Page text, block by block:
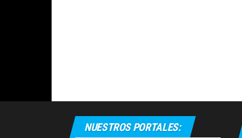
NUESTROS PORTALES: